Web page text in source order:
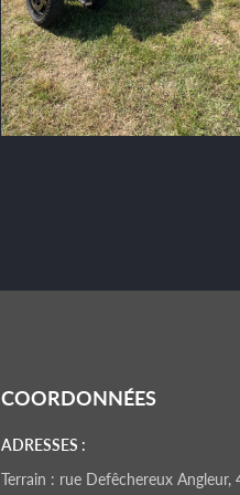
COORDONNÉES
ADRESSES :
Terrain : rue Defêchereux Angleur,